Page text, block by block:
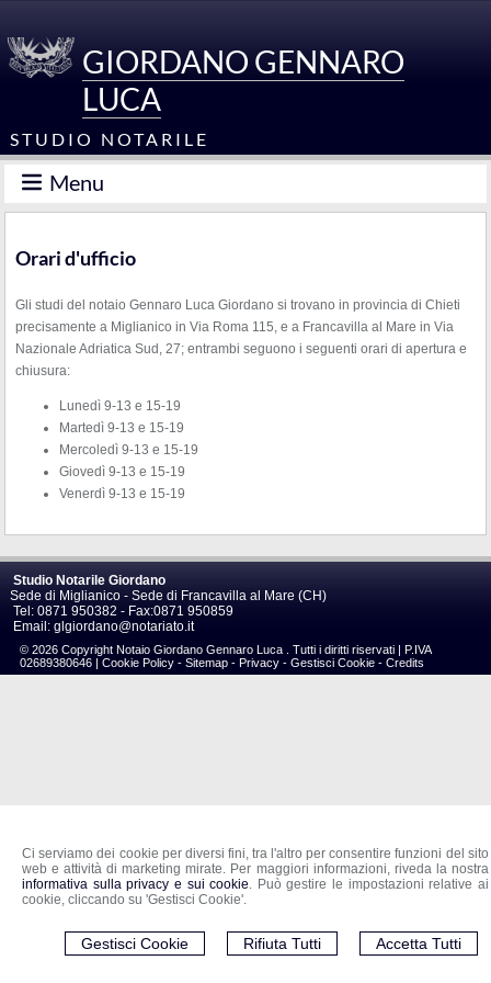
Ci serviamo dei cookie per diversi fini, tra l'altro per consentire funzioni del sito
web e attività di marketing mirate. Per maggiori informazioni, riveda la nostra
informativa sulla privacy e sui cookie. Può gestire le impostazioni relative ai
cookie, cliccando su 'Gestisci Cookie'.
Accetta Tutti
Rifiuta Tutti
Gestisci Cookie
GIORDANO GENNARO
LUCA
STUDIO NOTARILE
Menu
Orari d'ufficio
Gli studi del notaio Gennaro Luca Giordano si trovano in provincia di Chieti
precisamente a Miglianico in Via Roma 115, e a Francavilla al Mare in Via
Nazionale Adriatica Sud, 27; entrambi seguono i seguenti orari di apertura e
chiusura:
Lunedì 9-13 e 15-19
Martedì 9-13 e 15-19
Mercoledì 9-13 e 15-19
Giovedì 9-13 e 15-19
Venerdì 9-13 e 15-19
Studio Notarile Giordano
Sede di Miglianico - Sede di Francavilla al Mare (CH)
Tel: 0871 950382 - Fax:0871 950859
Email: glgiordano@notariato.it
© 2026 Copyright Notaio Giordano Gennaro Luca . Tutti i diritti riservati | P.IVA
02689380646 | Cookie Policy- Sitemap- Privacy- Gestisci Cookie- Credits